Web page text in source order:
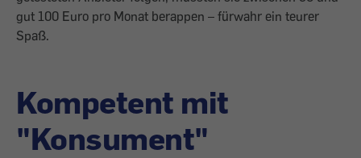
gut 100 Euro pro Monat berappen – fürwahr ein teurer
Spaß.
Kompetent mit
"Konsument"